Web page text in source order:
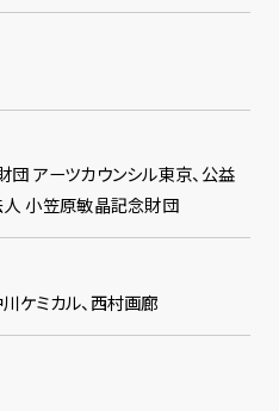
アーツカウンシル東京、公益
人 小笠原敏晶記念財団
ケミカル、西村画廊